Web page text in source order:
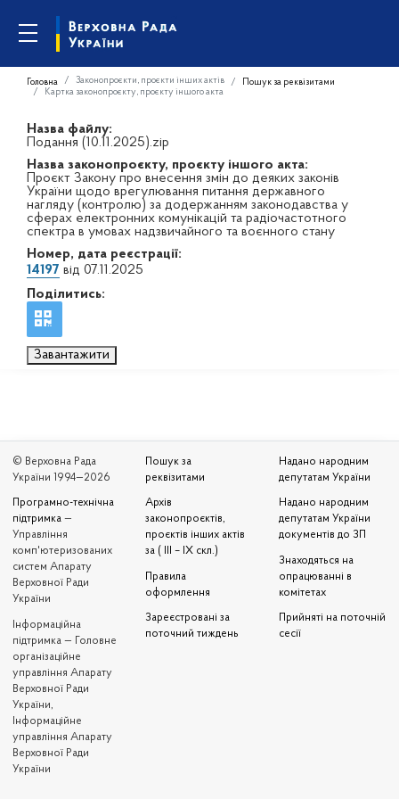
Головна Законопроєкти, проєкти інших актів
Пошук за реквізитами
Картка законопроєкту, проєкту іншого акта
Назва файлу:
Подання (10.11.2025).zip
Назва законопроєкту, проєкту іншого акта:
Проєкт Закону про внесення змін до деяких законів
України щодо врегулювання питання державного
нагляду (контролю) за додержанням законодавства у
сферах електронних комунікацій та радіочастотного
спектра в умовах надзвичайного та воєнного стану
Номер, дата реєстрації:
14197 від 07.11.2025
Поділитись:
Завантажити
© Верховна Рада
України 1994—2026
Програмно-технічна
підтримка —
Управління
комп'ютеризованих
систем Апарату
Верховної Ради
України
Iнформаційна
підтримка — Головне
організаційне
управління Апарату
Верховної Ради
України,
Інформаційне
управління Апарату
Верховної Ради
України
Пошук за
реквізитами
Архів
законопроєктів,
проєктів інших актів
за ( III – IX скл.)
Правила
оформлення
Зареєстровані за
поточний тиждень
Надано народним
депутатам України
Надано народним
депутатам України
документів до ЗП
Знаходяться на
опрацюванні в
комітетах
Прийняті на поточній
сесії